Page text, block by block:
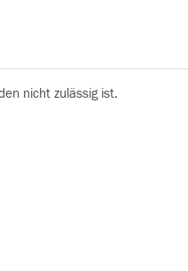
nicht zulässig ist.